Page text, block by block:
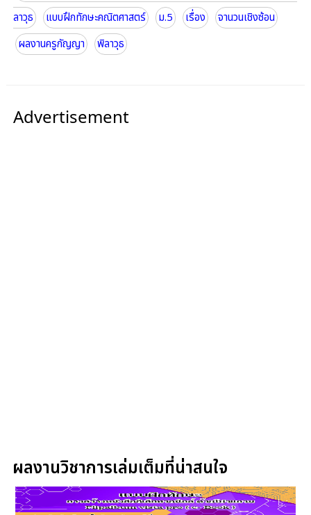
ลาวุธ
แบบฝึกทักษะคณิตศาสตร์ ม.5 เรื่อง
จานวนเชิงซ้อน
ผลงานครูกัญญา
พิลาวุธ
Advertisement
ผลงานวิชาการเล่มเต็มที่น่าสนใจ